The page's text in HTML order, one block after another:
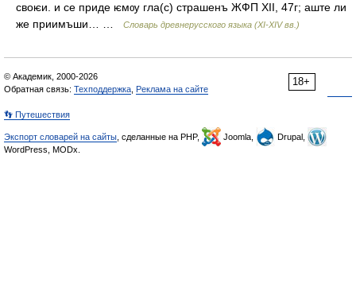
своѥи. и се приде ѥмѹ гла(с) страшенъ ЖФП XII, 47г; аште ли
же приимъши… …
Словарь древнерусского языка (XI-XIV вв.)
18+
© Академик, 2000-2026
Обратная связь: Техподдержка Реклама на сайте
👣 Путешествия
Экспорт словарей на сайты , сделанные на PHP, Joomla,
Drupal,
WordPress, MODx.